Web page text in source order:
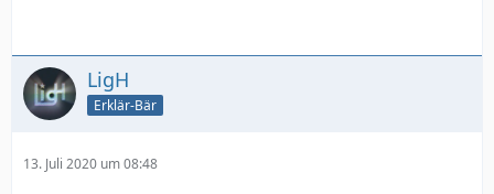
LigH
Erklär-Bär
13. Juli 2020 um 08:48